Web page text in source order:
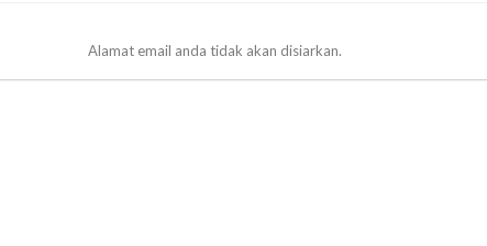
Alamat email anda tidak akan disiarkan.